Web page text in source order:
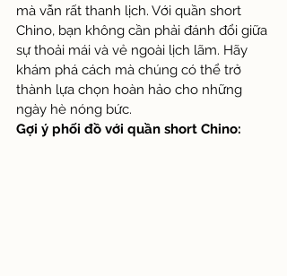
mà vẫn rất thanh lịch. Với quần short
Chino, bạn không cần phải đánh đổi giữa
sự thoải mái và vẻ ngoài lịch lãm. Hãy
khám phá cách mà chúng có thể trở
thành lựa chọn hoàn hảo cho những
ngày hè nóng bức.
Gợi ý phối đồ với quần short Chino: